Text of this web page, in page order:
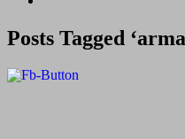
Posts Tagged